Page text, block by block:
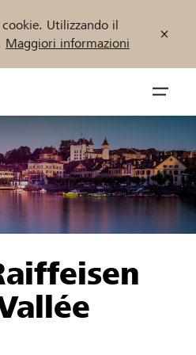
Utilizzando il
Maggiori informazioni
öffnen
ora